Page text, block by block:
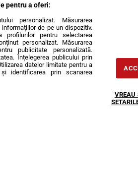
la pont@cancan.ro
pentru a oferi:
personalizat. Măsurarea
de pe un dispozitiv.
profilurilor pentru selectarea
personalizat. Măsurarea
publicitate personalizată.
Înțelegerea publicului prin
datelor limitate pentru a
identificarea prin scanarea
VREAU